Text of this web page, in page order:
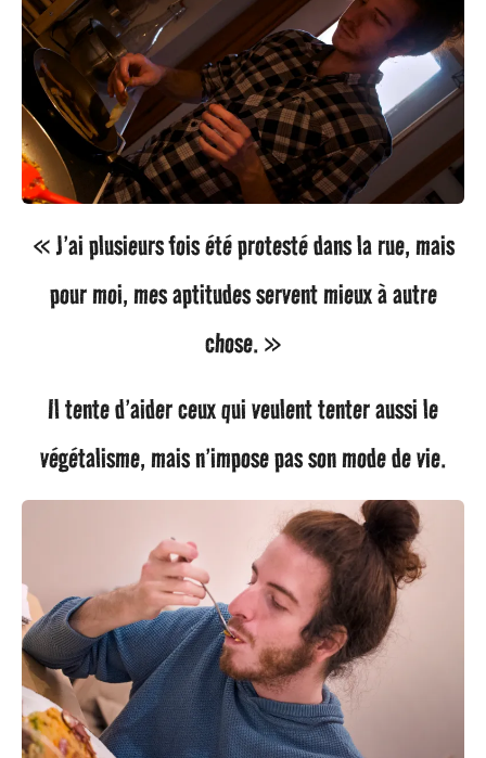
« J’ai plusieurs fois été protesté dans la rue, mais
pour moi, mes aptitudes servent mieux à autre
chose. »
Il tente d’aider ceux qui veulent tenter aussi le
végétalisme, mais n’impose pas son mode de vie.